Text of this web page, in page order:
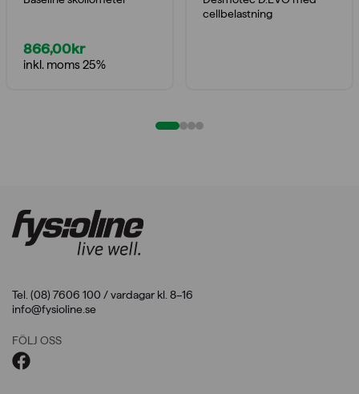
866,00kr
inkl. moms 25%
cellbelastning
Tel. (08) 7606 100 / vardagar kl. 8–16
info@fysioline.se
FÖLJ OSS